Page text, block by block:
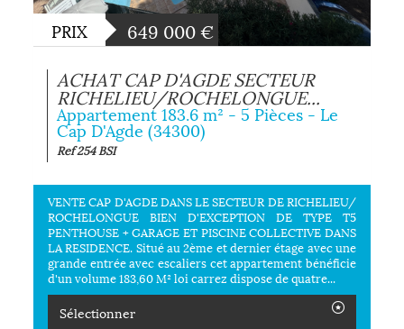
PRIX 649 000€
ACHAT CAP D'AGDE SECTEUR
RICHELIEU/ROCHELONGUE...
Appartement 183.6 m² - 5 Pièces - Le
Cap D'Agde (34300)
Ref 254 BSI
VENTE CAP D'AGDE DANS LE SECTEUR DE RICHELIEU/
ROCHELONGUE BIEN D'EXCEPTION DE TYPE T5
PENTHOUSE + GARAGE ET PISCINE COLLECTIVE DANS
LA RESIDENCE. Situé au 2ème et dernier étage avec une
grande entrée avec escaliers cet appartement bénéficie
d'un volume 183,60 M² loi carrez dispose de quatre...
Sélectionner